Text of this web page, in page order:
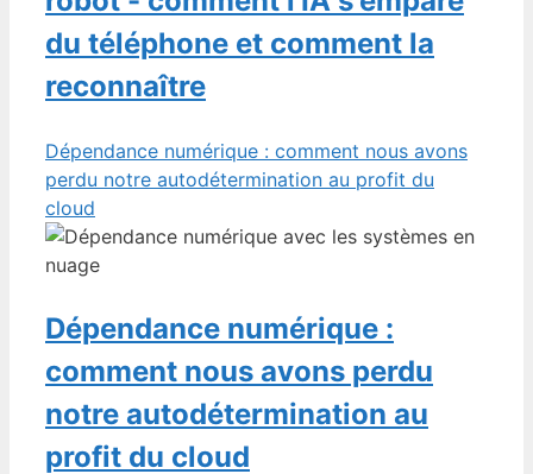
du téléphone et comment la
reconnaître
Dépendance numérique : comment nous avons
perdu notre autodétermination au profit du
cloud
Dépendance numérique :
comment nous avons perdu
notre autodétermination au
profit du cloud